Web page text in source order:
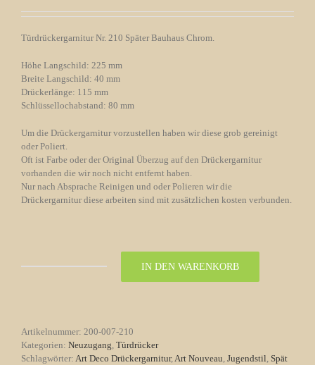
Türdrückergarnitur Nr. 210 Später Bauhaus Chrom.
Höhe Langschild: 225 mm
Breite Langschild: 40 mm
Drückerlänge: 115 mm
Schlüssellochabstand: 80 mm
Um die Drückergarnitur vorzustellen haben wir diese grob gereinigt
oder Poliert.
Oft ist Farbe oder der Original Überzug auf den Drückergarnitur
vorhanden die wir noch nicht entfernt haben.
Nur nach Absprache Reinigen und oder Polieren wir die
Drückergarnitur diese arbeiten sind mit zusätzlichen kosten verbunden.
IN DEN WARENKORB
Artikelnummer: 200-007-210
Kategorien: Neuzugang Türdrücker
Schlagwörter: Art Deco Drückergarnitur, Art Nouveau Jugendstil Spät